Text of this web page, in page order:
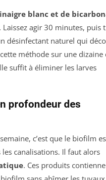
blanc et de
Laissez agir 30 minutes, puis
désinfectant naturel qui
méthode sur une dizaine
suffit à éliminer les larves
profondeur des
c’est que le biofilm
canalisations. Il faut alors
. Ces produits